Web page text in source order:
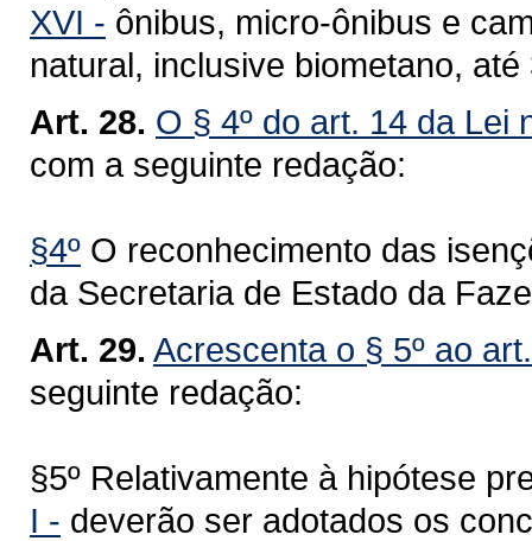
XVI - ônibus, micro-ônibus e
natural, inclusive biometano,
Art. 28. O § 4º do art. 14 da Lei
com a seguinte redação:
§4º O reconhecimento das
da Secretaria de Estado da
Art. 29. Acrescenta o § 5º ao
seguinte redação:
§5º Relativamente à hipótese
I - deverão ser adotados os